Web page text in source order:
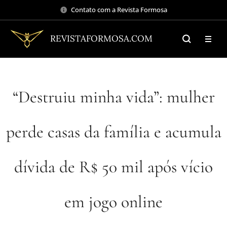
Contato com a Revista Formosa
REVISTAFORMOSA.COM
“Destruiu minha vida”: mulher
perde casas da família e acumula
dívida de R$ 50 mil após vício
em jogo online